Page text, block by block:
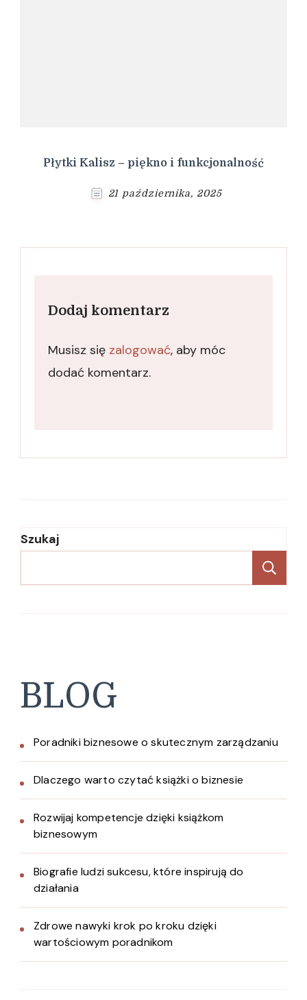
Płytki Kalisz – piękno i funkcjonalność
21 października, 2025
Dodaj komentarz
Musisz się zalogować, aby móc
dodać komentarz.
Szukaj
BLOG
Poradniki biznesowe o skutecznym zarządzaniu
Dlaczego warto czytać książki o biznesie
Rozwijaj kompetencje dzięki książkom
biznesowym
Biografie ludzi sukcesu, które inspirują do
działania
Zdrowe nawyki krok po kroku dzięki
wartościowym poradnikom